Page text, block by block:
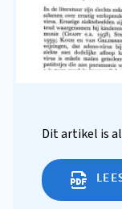
Dit artikel is